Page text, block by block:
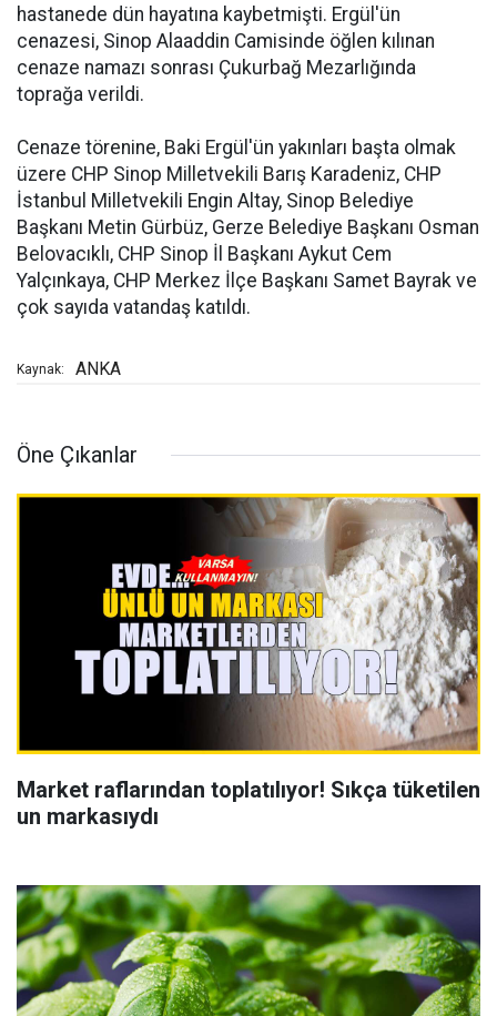
hastanede dün hayatına kaybetmişti. Ergül'ün
cenazesi, Sinop Alaaddin Camisinde öğlen kılınan
cenaze namazı sonrası Çukurbağ Mezarlığında
toprağa verildi.
Cenaze törenine, Baki Ergül'ün yakınları başta olmak
üzere CHP Sinop Milletvekili Barış Karadeniz, CHP
İstanbul Milletvekili Engin Altay, Sinop Belediye
Başkanı Metin Gürbüz, Gerze Belediye Başkanı Osman
Belovacıklı, CHP Sinop İl Başkanı Aykut Cem
Yalçınkaya, CHP Merkez İlçe Başkanı Samet Bayrak ve
çok sayıda vatandaş katıldı.
Kaynak: ANKA
Öne Çıkanlar
Market raflarından toplatılıyor! Sıkça tüketilen
un markasıydı